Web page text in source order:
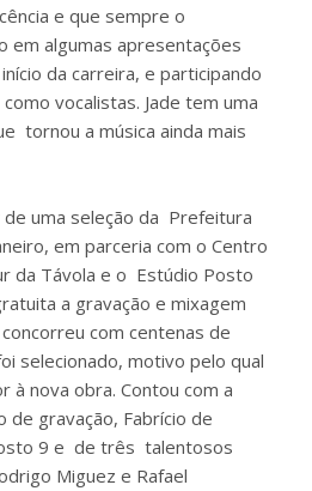
e que sempre o
algumas apresentações
da carreira, e participando
vocalistas. Jade tem uma
tornou a música ainda mais
uma seleção da Prefeitura
em parceria com o Centro
da Távola e o Estúdio Posto
a gravação e mixagem
com centenas de
selecionado, motivo pelo qual
à nova obra. Contou com a
de gravação, Fabrício de
9 e de três talentosos
Miguez e Rafael